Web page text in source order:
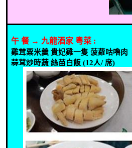
午 餐 → 九龍酒家 粵菜 :
雞茸粟米羹 貴妃雞一隻 菠蘿咕嚕肉
蒜茸炒時蔬 絲苗白飯 (12人/ 席)